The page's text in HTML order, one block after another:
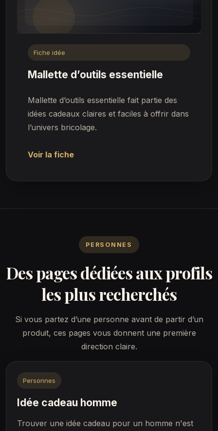
Fiche idée
Mallette d’outils essentielle
Mallette d’outils essentielle fait partie des
idées cadeaux claires et faciles à offrir dans
l’univers bricolage.
Voir la fiche
PERSONNES
Des pages dédiées aux profils
les plus recherchés
Si vous partez d’une personne avant de partir d’un
produit, ces pages vous donnent une première
direction claire.
Personnes
Idée cadeau homme
Trouver une idée cadeau pour un homme n'est